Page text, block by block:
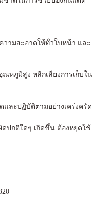
ามสะอาดให้ทั่วใบหน้า และ
หภูมิสูง หลีกเลี่ยงการเก็บใน
ฏิบัติตามอย่างเคร่งครัด
ใดๆ เกิดขึ้น ต้องหยุดใช้